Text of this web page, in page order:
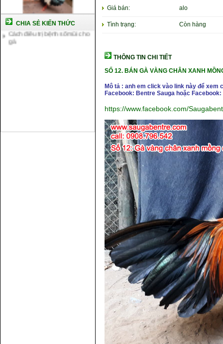
CHIA SẺ KIẾN THỨC
Tại sao bạn cần biết cách nuôi
gà chọi ?
Cách điều trị bệnh sổ mũi cho
gà
Giá bán: alo
Tình trạng: Còn hàng
THÔNG TIN CHI TIẾT
SỐ 12.BÁN GÀ VÀNG CHÂN XANH
Mô tả : anh em click vào link này để
Facebook: Bentre Sauga hoặc Facebook:
https://www.facebook.com/